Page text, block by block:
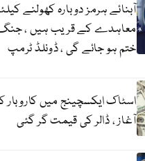
آبنائے ہرمز دوبارہ کھولنے
معاہدے کے قریب ہیں ،
ختم ہو جائے گی ، ڈونلڈ ٹرمپ
اسٹاک ایکسچینج میں کاروبار
آغاز ، ڈالر کی قیمت گر گئی